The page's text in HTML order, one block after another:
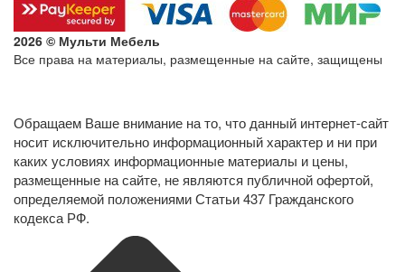
2026 © Мульти Мебель
Все права на материалы, размещенные на сайте, защищены
Обращаем Ваше внимание на то, что данный интернет-сайт
носит исключительно информационный характер и ни при
каких условиях информационные материалы и цены,
размещенные на сайте, не являются публичной офертой,
определяемой положениями Статьи 437 Гражданского
кодекса РФ.